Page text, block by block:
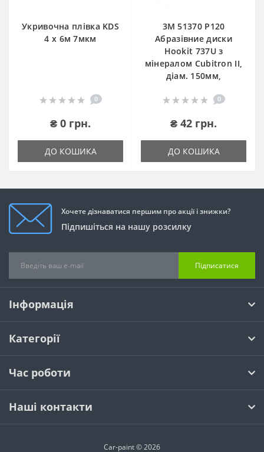
Укривочна плівка KDS
4 х 6м 7мкм
0
₴ 0 грн.
ДО КОШИКА
3М 51370 P120
Абразівние диски
Hookit 737U з
мінералом Cubitron II,
діам. 150мм,
0
₴ 42 грн.
ДО КОШИКА
Хочете дізнаватися першим про акції і знижки?
Підпишіться на нашу розсилку
Підписатися
Інформація
Категорії
Час роботи
Наші контакти
Car-paint © 2026